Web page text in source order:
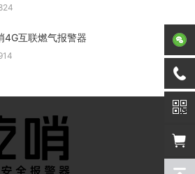
4G互联燃气报警器